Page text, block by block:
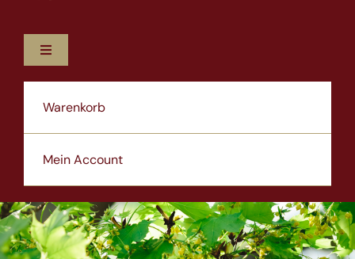
Toggle
Shop
Warenkorb
Mein Account